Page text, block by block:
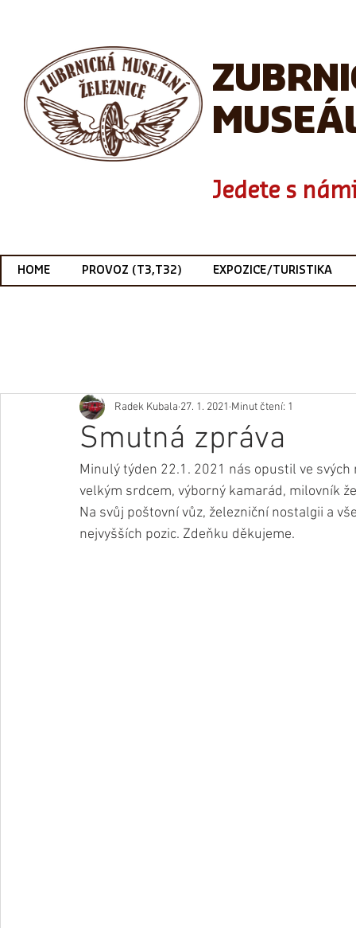
Jedete s
HOME PROVOZ (T3,T32) EXPOZICE/TURISTIKA
Smutná zpráva
Radek Kubala 27. 1. 2021 Minut čtení: 1
Minulý týden 22.1. 2021 nás opustil ve
velkým srdcem, výborný kamarád, milovník
Na svůj poštovní vůz, železniční nostalgii a
nejvyšších pozic. Zdeňku děkujeme.